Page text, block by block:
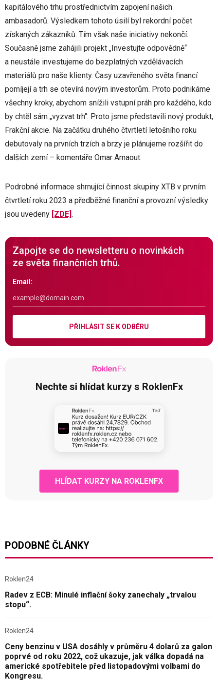
kapitálového trhu prostřednictvím zapojení našich
ambasadorů. Výsledkem tohoto úsilí byl rekordní počet
získaných zákazníků. Tím však naše iniciativy nekončí.
Současně jsme zahájili projekt „Investujte odpovědně“
a neustále investujeme do bezplatných vzdělávacích
materiálů pro naše klienty. Časy uzavřeného světa financí
pomíjejí a trh se otevírá novým investorům. Proto podnikáme
všechny kroky, abychom snížili vstupní práh pro každého, kdo
by chtěl sám „vyzvat trh“. Proto jsme představili nový produkt,
Frakční akcie. Na začátku druhého čtvrtletí letošního roku
debutovaly na prvních trzích a brzy je plánujeme rozšířit do
dalších zemí – komentáře Omar Arnaout.
Podrobné informace shrnující činnost skupiny XTB v prvním
čtvrtletí roku 2023 a předběžné finanční a provozní výsledky
jsou uvedeny [ZDE].
Zapojte se do newsletteru o novinkách
ze světa finančních trhů.
Email:
PŘIHLÁSIT SE K ODBĚRU
Nechte si hlídat kurzy s RoklenFx
HLÍDAT KURZY NA ROKLENFX
PODOBNÉ ČLÁNKY
Roklen24
Radev z ECB: Minulé inflační šoky zanechaly „trvalou
stopu“.
Roklen24
Ceny benzinu v USA dosáhly v průměru 4 dolarů za galon
poprvé od roku 2022, což ukazuje, jak válka dopadá na
americké spotřebitele před listopadovými volbami do
Kongresu.